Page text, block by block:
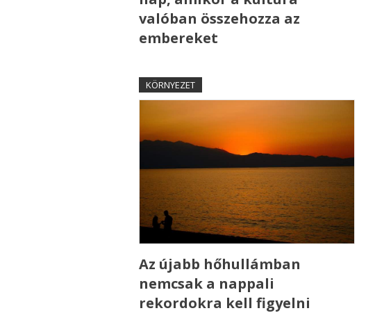
valóban összehozza az
embereket
KÖRNYEZET
Az újabb hőhullámban
nemcsak a nappali
rekordokra kell figyelni